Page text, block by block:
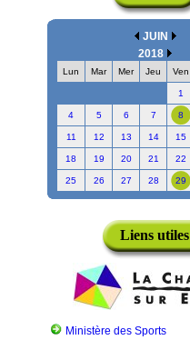
JUIN
2018
Lun Mar Mer Jeu Ven
1
4 5 6 7 8
11 12 13 14 15
18 19 20 21 22
25 26 27 28 29
Liens utiles
Ministère des Sports